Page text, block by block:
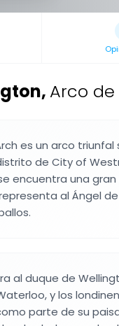
, Arco
es un arco
de City of
encuentra una
al Ángel
al duque de
y los
parte de su